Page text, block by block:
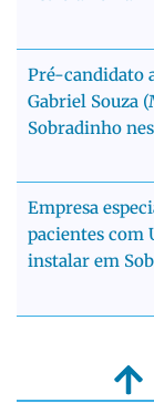
Pré-candidato
Gabriel Souza
Sobradinho
Empresa
pacientes com
instalar em